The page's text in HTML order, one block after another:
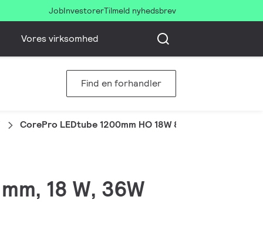
JobInvestorerTilmeld nyhedsbrev
Vores virksomhed
Find en forhandler
CorePro LEDtube 1200mm HO 18W 865 T8
18 W, 36W